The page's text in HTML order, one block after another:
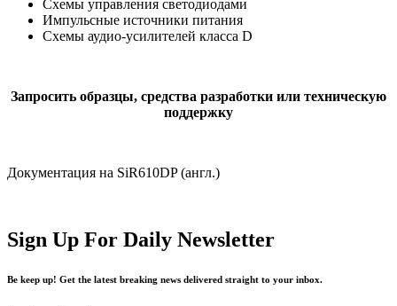
Схемы управления светодиодами
Импульсные источники питания
Схемы аудио-усилителей класса D
Запросить образцы, средства разработки или техническую
поддержку
Документация на SiR610DP (англ.)
Sign Up For Daily Newsletter
Be keep up! Get the latest breaking news delivered straight to your inbox.